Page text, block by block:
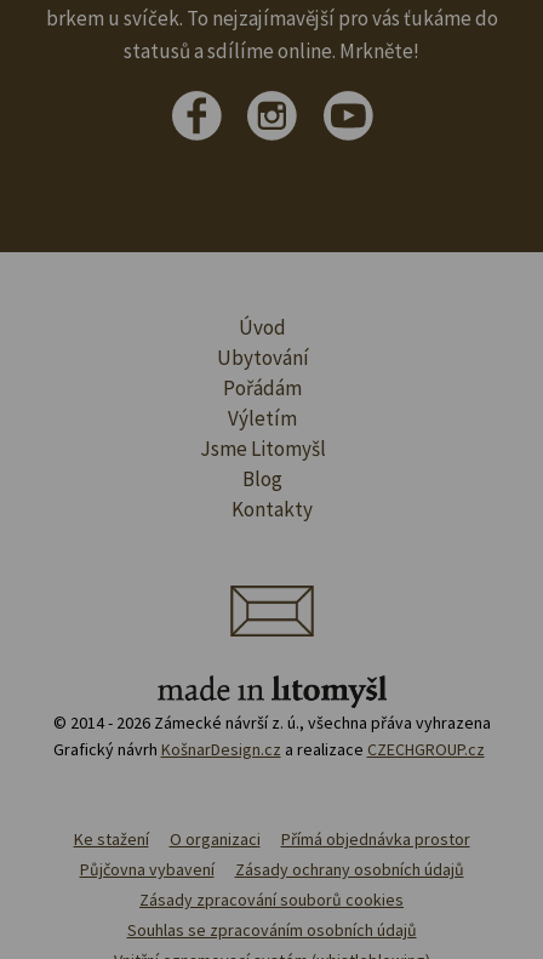
brkem u svíček. To nejzajímavější pro vás ťukáme do
statusů a sdílíme online. Mrkněte!
Úvod
Ubytování
Pořádám
Výletím
Jsme Litomyšl
Blog
Kontakty
© 2014 - 2026 Zámecké návrší z. ú., všechna přáva vyhrazena
Grafický návrh KošnarDesign.cz a realizace CZECHGROUP.cz
Ke stažení O organizaci
Přímá objednávka prostor
Půjčovna vybavení
Zásady ochrany osobních údajů
Zásady zpracování souborů cookies
Souhlas se zpracováním osobních údajů